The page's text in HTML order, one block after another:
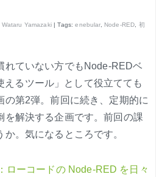
で機械学習を体験
Wataru Yamazaki| Tags:enebular, Node-RED, 初
れていない方でもNode-REDベ
えるツール」として役立てても
の第2弾。前回に続き、定期的に
を解決する企画です。前回の課
。気になるところです。
ローコードの Node-RED を日々